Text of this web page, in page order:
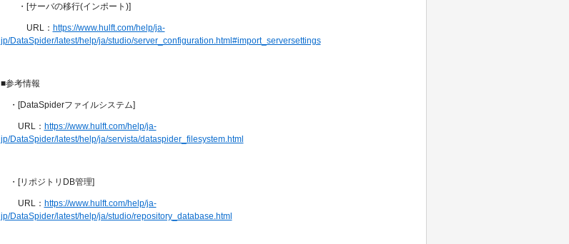
・[サーバの移行(インポート)]
URL： https://www.hulft.com/help/ja-
jp/DataSpider/latest/help/ja/studio/server_configuration.html#import_serversettings
■参考情報
・[DataSpiderファイルシステム]
URL： https://www.hulft.com/help/ja-
jp/DataSpider/latest/help/ja/servista/dataspider_filesystem.html
・[リポジトリDB管理]
URL： https://www.hulft.com/help/ja-
jp/DataSpider/latest/help/ja/studio/repository_database.html